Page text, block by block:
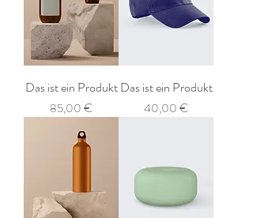
Das ist ein Produkt
Preis
85,00 €
Das ist ein Produkt
Preis
40,00 €